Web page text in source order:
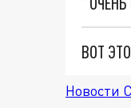
ВОТ
Новости